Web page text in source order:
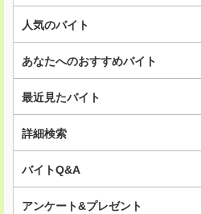
人気のバイト
あなたへのおすすめバイト
最近見たバイト
詳細検索
バイトQ&A
アンケート&プレゼント